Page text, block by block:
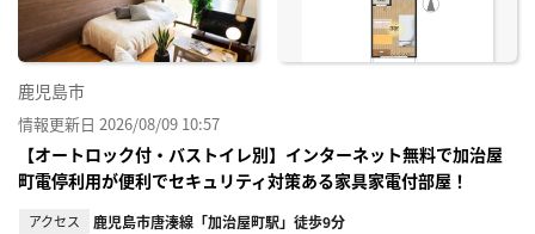
鹿児島市
情報更新日 2026/08/09 10:57
【オートロック付・バストイレ別】インターネット無料で加治屋
町電停利用が便利でセキュリティ対策ある家具家電付部屋！
アクセス 鹿児島市唐湊線「加治屋町駅」徒歩9分